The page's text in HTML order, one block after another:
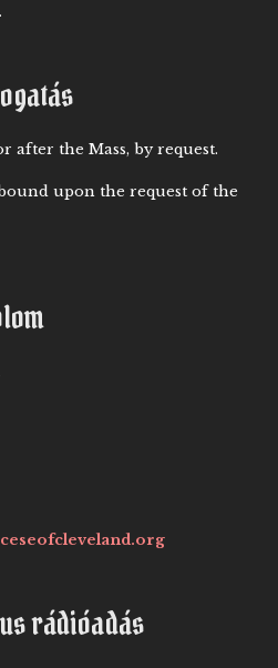
after the Mass, by request.
upon the request of the
rádióadás